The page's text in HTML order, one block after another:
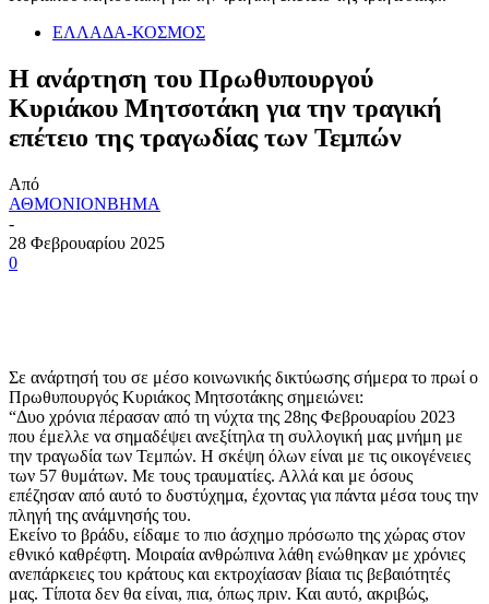
ΕΛΛΑΔΑ-ΚΟΣΜΟΣ
Η ανάρτηση του Πρωθυπουργού
Κυριάκου Μητσοτάκη για την τραγική
επέτειο της τραγωδίας των Τεμπών
Από
ΑΘΜΟΝΙΟΝΒΗΜΑ
-
28 Φεβρουαρίου 2025
0
Σε ανάρτησή του σε μέσο κοινωνικής δικτύωσης σήμερα το πρωί ο
Πρωθυπουργός Κυριάκος Μητσοτάκης σημειώνει:
“Δυο χρόνια πέρασαν από τη νύχτα της 28ης Φεβρουαρίου 2023
που έμελλε να σημαδέψει ανεξίτηλα τη συλλογική μας μνήμη με
την τραγωδία των Τεμπών. Η σκέψη όλων είναι με τις οικογένειες
των 57 θυμάτων. Με τους τραυματίες. Αλλά και με όσους
επέζησαν από αυτό το δυστύχημα, έχοντας για πάντα μέσα τους την
πληγή της ανάμνησής του.
Εκείνο το βράδυ, είδαμε το πιο άσχημο πρόσωπο της χώρας στον
εθνικό καθρέφτη. Μοιραία ανθρώπινα λάθη ενώθηκαν με χρόνιες
ανεπάρκειες του κράτους και εκτροχίασαν βίαια τις βεβαιότητές
μας. Τίποτα δεν θα είναι, πια, όπως πριν. Και αυτό, ακριβώς,